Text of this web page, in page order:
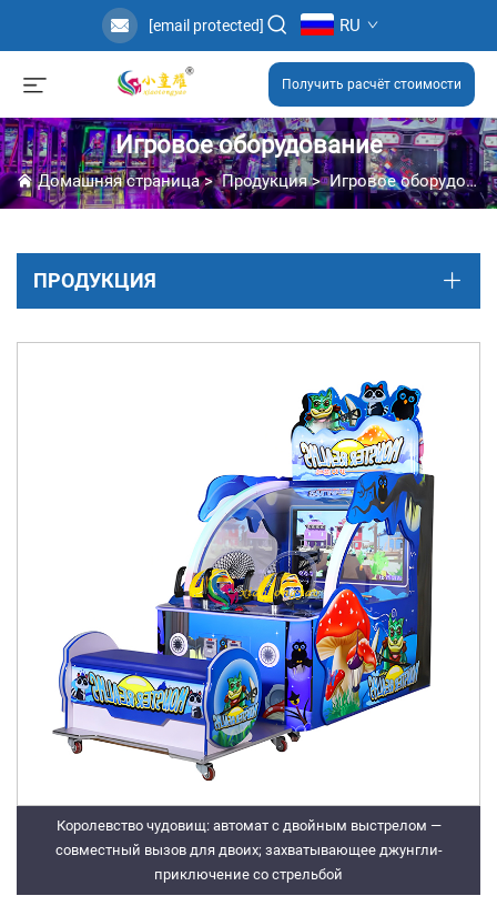
[email protected] RU
Получить расчёт стоимости
Игровое оборудование
Домашняя страница>Продукция>Игровое оборудование
ПРОДУКЦИЯ
Королевство чудовищ: автомат с двойным выстрелом —
совместный вызов для двоих; захватывающее джунгли-
приключение со стрельбой